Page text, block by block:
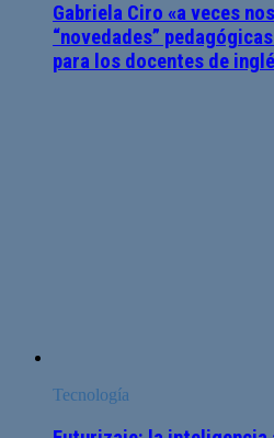
Gabriela Ciro «a veces
“novedades”
para los docentes de
Tecnología